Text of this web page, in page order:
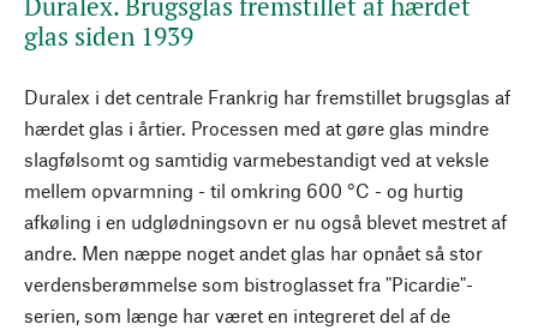
glas siden 1939
Duralex i det centrale Frankrig har fremstillet brugsglas af
hærdet glas i årtier. Processen med at gøre glas mindre
slagfølsomt og samtidig varmebestandigt ved at veksle
mellem opvarmning - til omkring 600 °C - og hurtig
afkøling i en udglødningsovn er nu også blevet mestret af
andre. Men næppe noget andet glas har opnået så stor
verdensberømmelse som bistroglasset fra "Picardie"-
serien, som længe har været en integreret del af de